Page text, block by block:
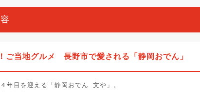
ご当地グルメ 長野市で愛される「静岡おでん」
年目を迎える「静岡おでん 文や」。